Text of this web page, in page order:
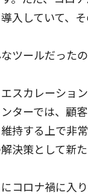
入していて、
なツールだった
スカレーショ
ターでは、顧
持する上で非
決策として新
コロナ禍に入